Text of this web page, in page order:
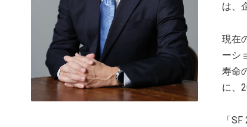
は、
現在
ーシ
寿命
に、
「